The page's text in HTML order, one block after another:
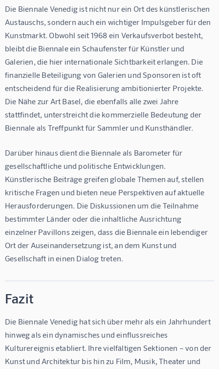
Die Biennale Venedig ist nicht nur ein Ort des künstlerischen
Austauschs, sondern auch ein wichtiger Impulsgeber für den
Kunstmarkt. Obwohl seit 1968 ein Verkaufsverbot besteht,
bleibt die Biennale ein Schaufenster für Künstler und
Galerien, die hier internationale Sichtbarkeit erlangen. Die
finanzielle Beteiligung von Galerien und Sponsoren ist oft
entscheidend für die Realisierung ambitionierter Projekte.
Die Nähe zur Art Basel, die ebenfalls alle zwei Jahre
stattfindet, unterstreicht die kommerzielle Bedeutung der
Biennale als Treffpunkt für Sammler und Kunsthändler.
Darüber hinaus dient die Biennale als Barometer für
gesellschaftliche und politische Entwicklungen.
Künstlerische Beiträge greifen globale Themen auf, stellen
kritische Fragen und bieten neue Perspektiven auf aktuelle
Herausforderungen. Die Diskussionen um die Teilnahme
bestimmter Länder oder die inhaltliche Ausrichtung
einzelner Pavillons zeigen, dass die Biennale ein lebendiger
Ort der Auseinandersetzung ist, an dem Kunst und
Gesellschaft in einen Dialog treten.
Fazit
Die Biennale Venedig hat sich über mehr als ein Jahrhundert
hinweg als ein dynamisches und einflussreiches
Kulturereignis etabliert. Ihre vielfältigen Sektionen – von der
Kunst und Architektur bis hin zu Film, Musik, Theater und